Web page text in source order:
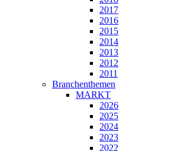
2017
2016
2015
2014
2013
2012
2011
Branchenthemen
MARKT
2026
2025
2024
2023
2022